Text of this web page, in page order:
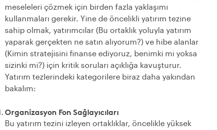
meseleleri çözmek için birden fazla yaklaşımı
kullanmaları gerekir. Yine de öncelikli yatırım tezine
sahip olmak, yatırımcılar (Bu ortaklık yoluyla yatırım
yaparak gerçekten ne satın alıyorum?) ve hibe alanlar
(Kimin stratejisini finanse ediyoruz, benimki mi yoksa
sizinki mi?) için kritik soruları açıklığa kavuşturur.
Yatırım tezlerindeki kategorilere biraz daha yakından
bakalım:
Organizasyon Fon Sağlayıcıları
Bu yatırım tezini izleyen ortaklıklar, öncelikle yüksek